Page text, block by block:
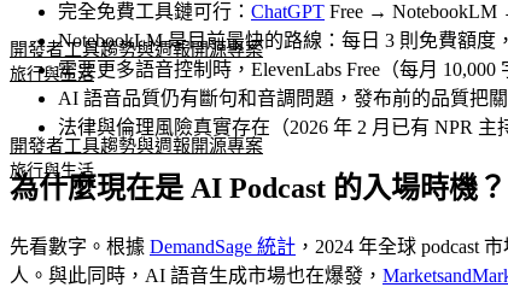
開發者工具趨勢與週報開源專案
旅行與生活
開發者工具趨勢與週報開源專案
旅行與生活
完全免費工具鏈可行： ChatGPT Free → NotebookLM
NotebookLM 是目前最快的路線：每日 3 則免費額度
需要更多語音控制時，ElevenLabs Free（每月 10,000
AI 語音品質仍有斷句和音調問題，發布前的品質把
法律與倫理風險真實存在（2026 年 2 月已有 NPR
為什麼現在是 AI Podcast 的入場時機？
先看數字。根據 DemandSage 統計 ，2024 年全球 podcast
人。與此同時，AI 語音生成市場也在爆發，